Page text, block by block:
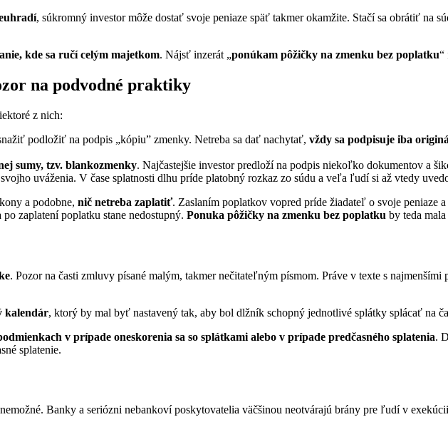
, súkromný investor môže dostať svoje peniaze späť takmer okamžite. Stačí sa obrátiť na
kde sa ručí celým majetkom. Nájsť inzerát „ponúkam pôžičky na zmenku bez poplatku“
na podvodné praktiky
z nich:
podložiť na podpis „kópiu” zmenky. Netreba sa dať nachytať, vždy sa podpisuje iba
sumy, tzv. blankozmenky. Najčastejšie investor predloží na podpis niekoľko dokumentov a
uváženia. V čase splatnosti dlhu príde platobný rozkaz zo súdu a veľa ľudí si až vtedy
a podobne, nič netreba zaplatiť. Zaslaním poplatkov vopred príde žiadateľ o svoje peniaze
zaplatení poplatku stane nedostupný. Ponuka pôžičky na zmenku bez poplatku by teda
. Pozor na časti zmluvy písané malým, takmer nečitateľným písmom. Práve v texte s najmenšími
kalendár, ktorý by mal byť nastavený tak, aby bol dlžník schopný jednotlivé splátky splácať na
v prípade oneskorenia sa so splátkami alebo v prípade predčasného splatenia.
splatenie.
Banky a seriózni nebankoví poskytovatelia väčšinou neotvárajú brány pre ľudí v